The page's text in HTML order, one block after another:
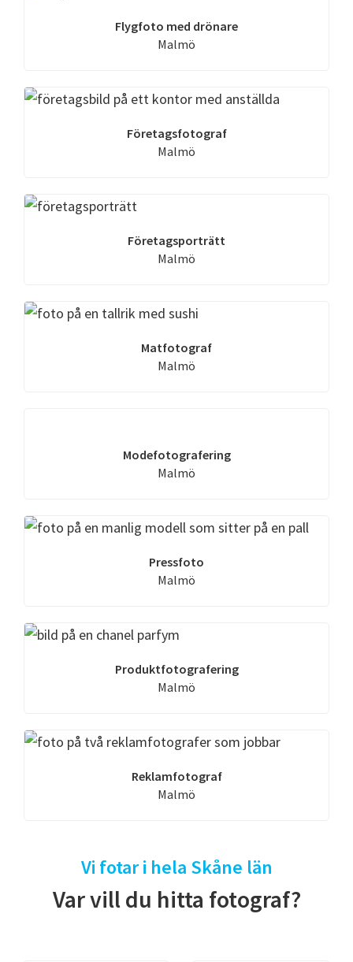
Flygfoto med drönare
Malmö
Företagsfotograf
Malmö
Företagsporträtt
Malmö
Matfotograf
Malmö
Modefotografering
Malmö
Pressfoto
Malmö
Produktfotografering
Malmö
Reklamfotograf
Malmö
Vi fotar i hela Skåne län
Var vill du hitta fotograf?